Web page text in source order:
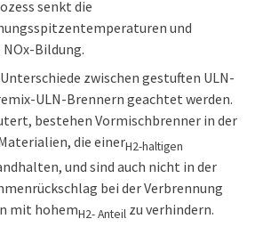
senkt die
und
Bildung.
zwischen gestuften ULN-
ULN-Brennern geachtet werden.
bestehen Vormischbrenner in der
die einerH2-haltigen
und sind auch nicht in der
bei der Verbrennung
mit hohemH2- Anteil zu verhindern.